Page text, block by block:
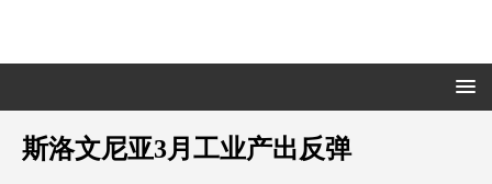
斯洛文尼亚3月工业产出反弹